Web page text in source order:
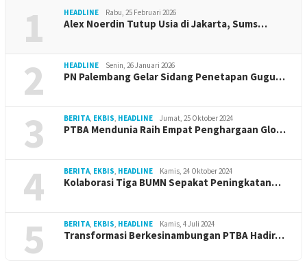
1 HEADLINE Rabu, 25 Februari 2026
Alex Noerdin Tutup Usia di Jakarta, Sums…
2 HEADLINE Senin, 26 Januari 2026
PN Palembang Gelar Sidang Penetapan Gugu…
3 BERITA EKBIS HEADLINE Jumat, 25 Oktober 2024
PTBA Mendunia Raih Empat Penghargaan Glo…
4 BERITA EKBIS HEADLINE Kamis, 24 Oktober 2024
Kolaborasi Tiga BUMN Sepakat Peningkatan…
5 BERITA EKBIS HEADLINE Kamis, 4 Juli 2024
Transformasi Berkesinambungan PTBA Hadir…